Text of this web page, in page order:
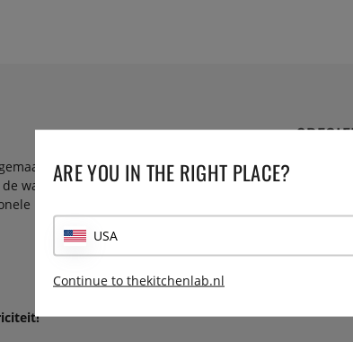
van 3-laags roestvrij staal-
warmte gelijkmatig door de pan wordt
pannen.
ARE YOU IN THE RIGHT PLACE?
USA
Continue to thekitchenlab.nl